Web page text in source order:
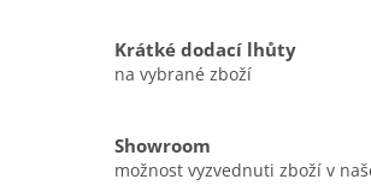
Krátké dodací lhůty
na vybrané zboží
Showroom
možnost vyzvednuti zboží v